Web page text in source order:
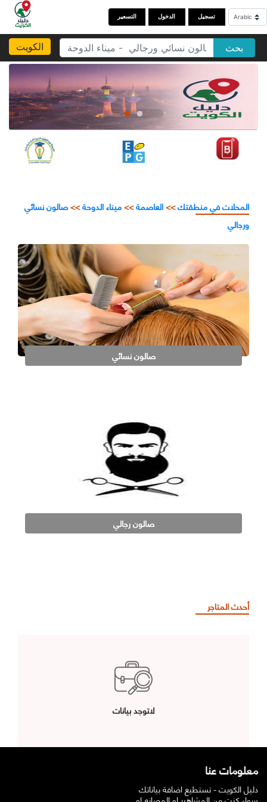
التسعير الدخول تسجيل
الكويت بحث
المحلات في منطقتك>>العاصمة>>ميناء الدوحة>>صالون نسائي
ورجالي
صالون نسائي
صالون رجالي
أحدث المتاجر
لاتوجد بيانات
معلومات عنا
دليل الكويت - تستطيع اضافة بياناتك